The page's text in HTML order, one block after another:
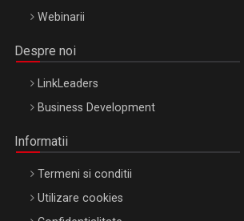
Webinarii
Despre noi
LinkLeaders
Business Development
Informatii
Termeni si conditii
Utilizare cookies